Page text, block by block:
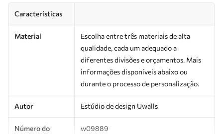
Características
Material
Escolha entre três materiais de alta
qualidade, cada um adequado a
diferentes divisões e orçamentos. Mais
informações disponíveis abaixo ou
durante o processo de personalização.
Autor Estúdio de design Uwalls
Número do
w09889